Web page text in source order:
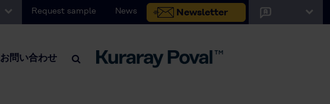
Request sample News Newsletter
お問い合わせ